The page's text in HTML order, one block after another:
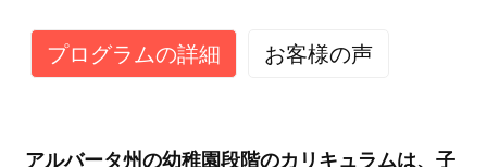
プログラムの詳細 お客様の声
アルバータ州の幼稚園段階のカリキュラムは、子